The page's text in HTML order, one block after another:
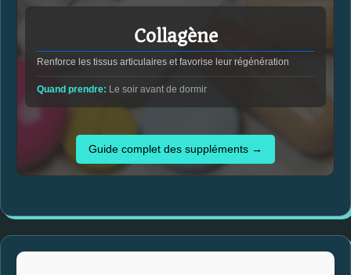
Collagène
Renforce les tissus articulaires et favorise leur régénération
Quand prendre: Le soir avant de dormir
Guide complet des suppléments →